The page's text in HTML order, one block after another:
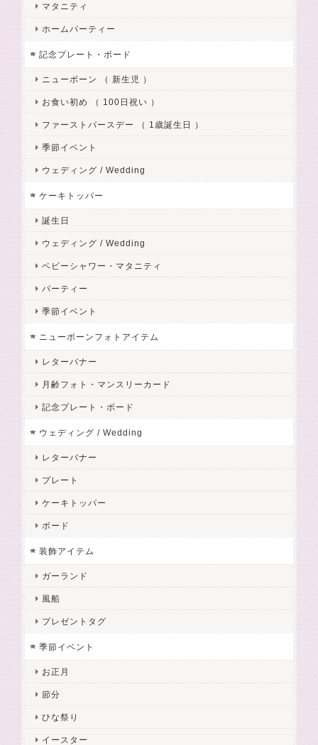
マタニティ
ホームパーティー
記念プレート・ボード
ニューボーン （ 新生児 ）
お食い初め （ 100日祝い ）
ファーストバースデー （ 1歳誕生日 ）
季節イベント
ウェディング / Wedding
ケーキトッパー
誕生日
ウェディング / Wedding
ベビーシャワー・マタニティ
パーティー
季節イベント
ニューボーンフォトアイテム
レターバナー
月齢フォト・マンスリーカード
記念プレート・ボード
ウェディング / Wedding
レターバナー
プレート
ケーキトッパー
ボード
装飾アイテム
ガーランド
風船
プレゼントタグ
季節イベント
お正月
節分
ひな祭り
イースター